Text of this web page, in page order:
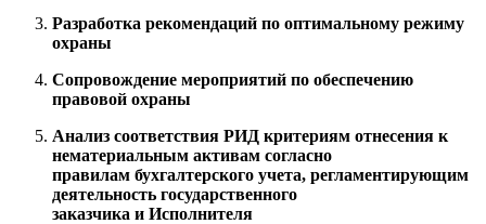
Разработка рекомендаций по оптимальному режиму
охраны
Сопровождение мероприятий по обеспечению
правовой охраны
Анализ соответствия РИД критериям отнесения к
нематериальным активам согласно
правилам бухгалтерского учета, регламентирующим
деятельность государственного
заказчика и Исполнителя